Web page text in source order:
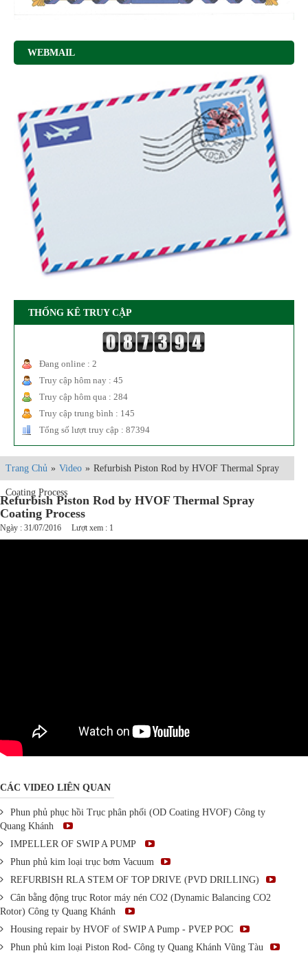
WEBMAIL
THỐNG KÊ TRUY CẬP
Đang online : 2
Truy cập hôm nay : 45
Truy cập hôm qua : 284
Truy cập trung bình : 145
Tổng số lượt truy cập : 87394
Trang Chủ » Video » Refurbish Piston Rod by HVOF Thermal Spray
Coating Process
Refurbish Piston Rod by HVOF Thermal Spray
Coating Process
Ngày : 31/07/2016 Lượt xem : 1
CÁC VIDEO LIÊN QUAN
Phun phủ phục hồi Trục phân phối (OD Coating HVOF) Công ty
Quang Khánh
IMPELLER OF SWIP A PUMP
Phun phủ kim loại trục bơm Vacuum
REFURBISH RLA STEM OF TOP DRIVE (PVD DRILLING)
Cân bằng động trục Rotor máy nén CO2 (Dynamic Balancing CO2
Rotor) Công ty Quang Khánh
Housing repair by HVOF of SWIP A Pump - PVEP POC
Phun phủ kim loại Piston Rod- Công ty Quang Khánh Vũng Tàu